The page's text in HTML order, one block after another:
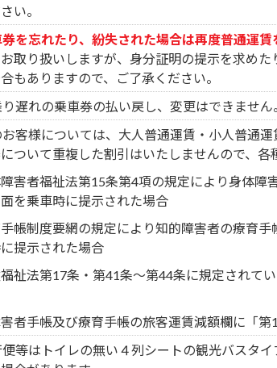
い。
を忘れたり、紛失された場合は再度普通運
取り扱いしますが、身分証明の提示を求め
もありますので、ご了承ください。
遅れの乗車券の払い戻し、変更はできませ
お客様については、大人普通運賃・小人普通
ついて重複した割引はいたしませんので、各
害者福祉法第15条第4項の規定により身体
を乗車時に提示された場合
帳制度要網の規定により知的障害者の療育
提示された場合
祉法第17条・第41条～第44条に規定されて
者手帳及び療育手帳の旅客運賃減額欄に「
等はトイレの無い４列シートの観光バスタ